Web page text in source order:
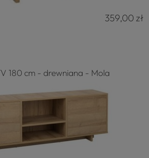
359,00 zł
180 cm - drewniana - Mola